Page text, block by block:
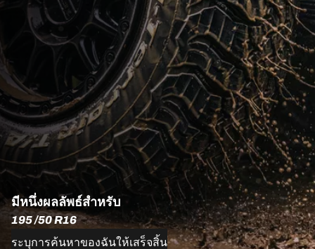
มีหนึ่งผลลัพธ์สำหรับ
195 /50 R16
ระบุการค้นหาของฉันให้เสร็จสิ้น